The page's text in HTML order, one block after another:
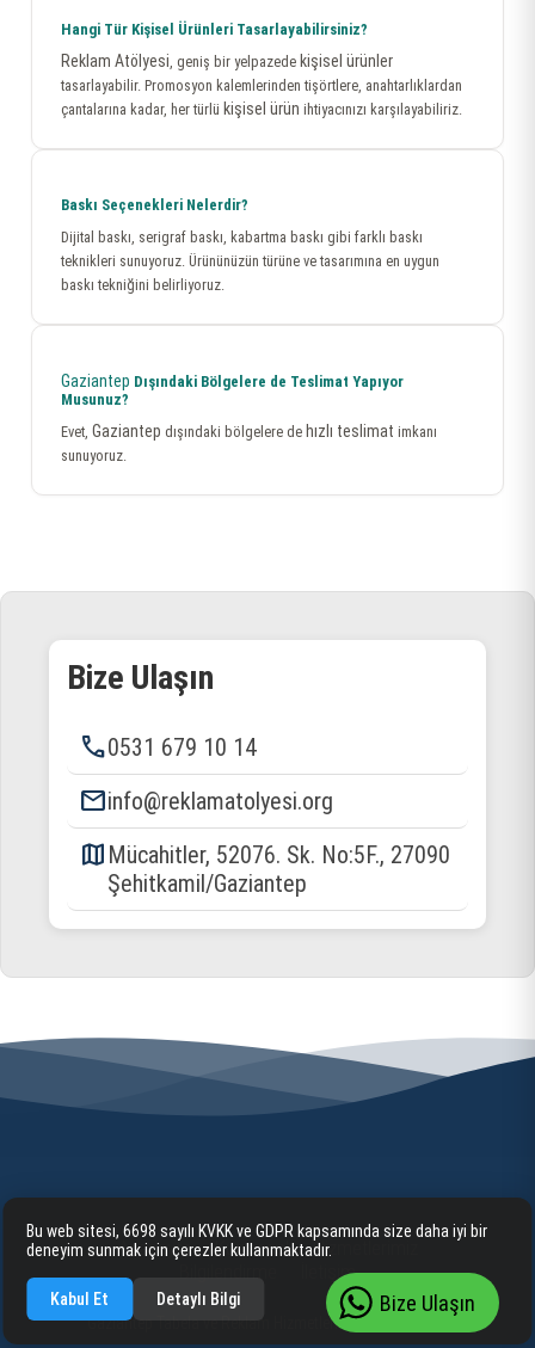
Hangi Tür Kişisel Ürünleri Tasarlayabilirsiniz?
Reklam Atölyesi, geniş bir yelpazede kişisel ürünler
tasarlayabilir. Promosyon kalemlerinden tişörtlere, anahtarlıklardan
çantalarına kadar, her türlü kişisel ürün ihtiyacınızı karşılayabiliriz.
Baskı Seçenekleri Nelerdir?
Dijital baskı, serigraf baskı, kabartma baskı gibi farklı baskı
teknikleri sunuyoruz. Ürününüzün türüne ve tasarımına en uygun
baskı tekniğini belirliyoruz.
Gaziantep Dışındaki Bölgelere de Teslimat Yapıyor
Musunuz?
Evet, Gaziantep dışındaki bölgelere de hızlı teslimat imkanı
sunuyoruz.
Bize Ulaşın
phone0531 679 10 14
emailinfo@reklamatolyesi.org
map Mücahitler, 52076. Sk. No:5F., 27090
Şehitkamil/Gaziantep
Bize Ulaşın
Anasayfa Kurumsal
Hizmetlerimiz
Bilgilendirme
İletişim
Gaziantep Tabela ve Reklam Hizmetleri 2025 cognite. ©
Bu web sitesi, 6698 sayılı KVKK ve GDPR kapsamında size daha iyi bir
deneyim sunmak için çerezler kullanmaktadır.
Kabul Et Detaylı Bilgi